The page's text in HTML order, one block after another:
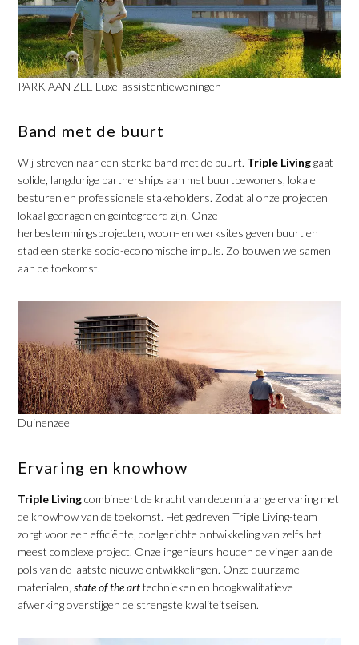
PARK AAN ZEE Luxe-assistentiewoningen
Band met de buurt
Wij streven naar een sterke band met de buurt. Triple Livinggaat
solide, langdurige partnerships aan met buurtbewoners, lokale
besturen en professionele stakeholders. Zodat al onze projecten
lokaal gedragen en geïntegreerd zijn. Onze
herbestemmingsprojecten, woon- en werksites geven buurt en
stad een sterke socio-economische impuls. Zo bouwen we samen
aan de toekomst.
Duinenzee
Ervaring en knowhow
Triple Livingcombineert de kracht van decennialange ervaring met
de knowhow van de toekomst. Het gedreven Triple Living-team
zorgt voor een efficiënte, doelgerichte ontwikkeling van zelfs het
meest complexe project. Onze ingenieurs houden de vinger aan de
pols van de laatste nieuwe ontwikkelingen. Onze duurzame
materialen,state of the arttechnieken en hoogkwalitatieve
afwerking overstijgen de strengste kwaliteitseisen.